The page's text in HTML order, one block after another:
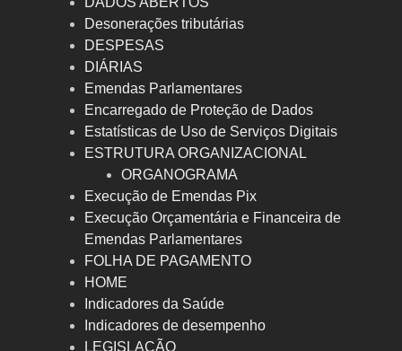
Desonerações tributárias
DESPESAS
DIÁRIAS
Emendas Parlamentares
Encarregado de Proteção de Dados
Estatísticas de Uso de Serviços Digitais
ESTRUTURA ORGANIZACIONAL
ORGANOGRAMA
Execução de Emendas Pix
Execução Orçamentária e Financeira de
Emendas Parlamentares
FOLHA DE PAGAMENTO
HOME
Indicadores da Saúde
Indicadores de desempenho
LEGISLAÇÃO